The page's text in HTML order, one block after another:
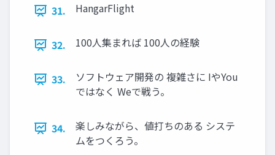
31. HangarFlight
32. 100人集まれば 100人の経験
33.
ソフトウェア開発の 複雑さに IやYou
ではなく Weで戦う。
34.
楽しみながら、値打ちのある システ
ムをつくろう。